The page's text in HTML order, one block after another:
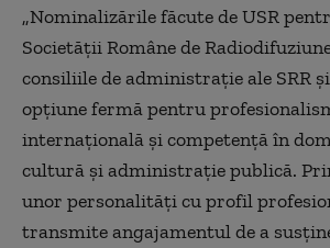
„Nominalizările făcute de USR
Societăţii Române de
consiliile de administraţie ale SRR
opţiune fermă pentru
internaţională şi competenţă în
cultură şi administraţie publică.
unor personalităţi cu profil
transmite angajamentul de a